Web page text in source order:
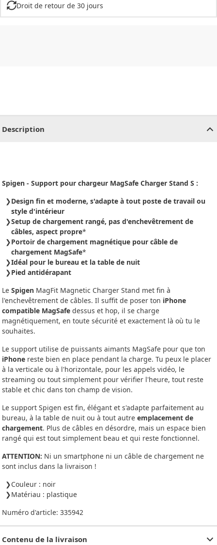
Droit de retour de 30 jours
Description
Spigen - Support pour chargeur MagSafe Charger Stand S :
Design fin et moderne, s'adapte à tout poste de travail ou
style d'intérieur
Setup de chargement rangé, pas d'enchevêtrement de
câbles, aspect propre*
Portoir de chargement magnétique pour câble de
chargement MagSafe*
Idéal pour le bureau et la table de nuit
Pied antidérapant
Le Spigen MagFit Magnetic Charger Stand met fin à
l'enchevêtrement de câbles. Il suffit de poser ton iPhone
compatible MagSafe dessus et hop, il se charge
magnétiquement, en toute sécurité et exactement là où tu le
souhaites.
Le support utilise de puissants aimants MagSafe pour que ton
iPhone reste bien en place pendant la charge. Tu peux le placer
à la verticale ou à l'horizontale, pour les appels vidéo, le
streaming ou tout simplement pour vérifier l'heure, tout reste
stable et chic dans ton champ de vision.
Le support Spigen est fin, élégant et s'adapte parfaitement au
bureau, à la table de nuit ou à tout autre emplacement de
chargement. Plus de câbles en désordre, mais un espace bien
rangé qui est tout simplement beau et qui reste fonctionnel.
ATTENTION: Ni un smartphone ni un câble de chargement ne
sont inclus dans la livraison !
Couleur : noir
Matériau : plastique
Numéro d'article: 335942
Contenu de la livraison